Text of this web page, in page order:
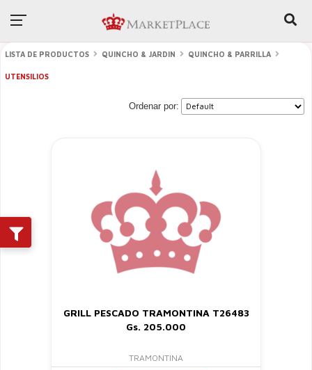
LISTA DE PRODUCTOS QUINCHO & JARDIN QUINCHO & PARRILLA
UTENSILIOS
Ordenar por:
GRILL PESCADO TRAMONTINA T26483
Gs. 205.000
TRAMONTINA